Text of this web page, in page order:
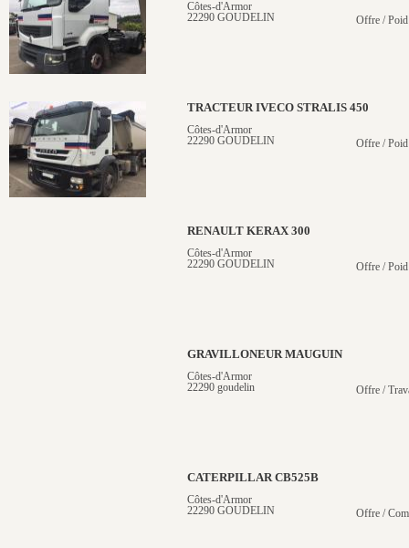
Côtes-d'Armor
22290 GOUDELIN
Offre /
TRACTEUR IVECO STRALIS 450
Côtes-d'Armor
22290 GOUDELIN
Offre /
RENAULT KERAX 300
Côtes-d'Armor
22290 GOUDELIN
Offre /
GRAVILLONEUR MAUGUIN
Côtes-d'Armor
22290 goudelin
Offre /
CATERPILLAR CB525B
Côtes-d'Armor
22290 GOUDELIN
Offre /